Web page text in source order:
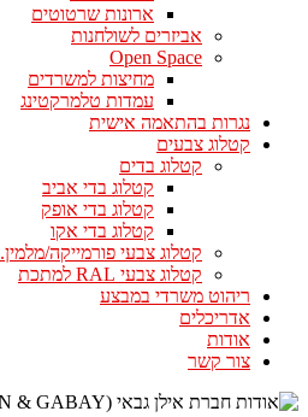
ארונות שרטוטים
אביזרים לשולחנות
Open Space
מחיצות למשרדים
עמדות טלמרקטינג
נגרות בהתאמה אישית
קטלוג צבעים
קטלוג בדים
קטלוג בדי אביב
קטלוג בדי אופק
קטלוג בדי אקו
קטלוג צבעי פורמייקה/מלמין.
קטלוג צבעי RAL למתכת
ריהוט משרדי במבצע
אדריכלים
אודות
צור קשר